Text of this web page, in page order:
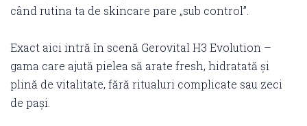
când rutina ta de skincare pare „sub control”.
Exact aici intră în scenă Gerovital H3 Evolution –
gama care ajută pielea să arate fresh, hidratată și
plină de vitalitate, fără ritualuri complicate sau zeci
de pași.